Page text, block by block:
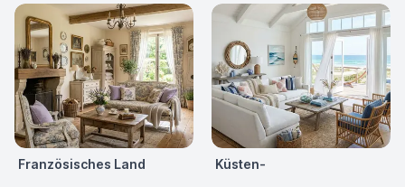
Französisches Land Küsten-